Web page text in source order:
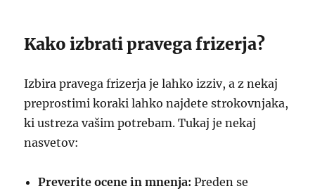
Kako izbrati pravega frizerja?
Izbira pravega frizerja je lahko izziv, a z nekaj
preprostimi koraki lahko najdete strokovnjaka,
ki ustreza vašim potrebam. Tukaj je nekaj
nasvetov:
Preverite ocene in mnenja: Preden se